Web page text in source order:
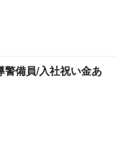
警備員/入社祝い金あ